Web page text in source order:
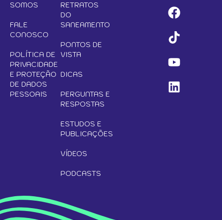
SOMOS
FALE
CONOSCO
POLÍTICA DE
PRIVACIDADE
E PROTEÇÃO
DE DADOS
PESSOAIS
RETRATOS
DO
SANEAMENTO
PONTOS DE
VISTA
DICAS
PERGUNTAS E
RESPOSTAS
ESTUDOS E
PUBLICAÇÕES
VÍDEOS
PODCASTS